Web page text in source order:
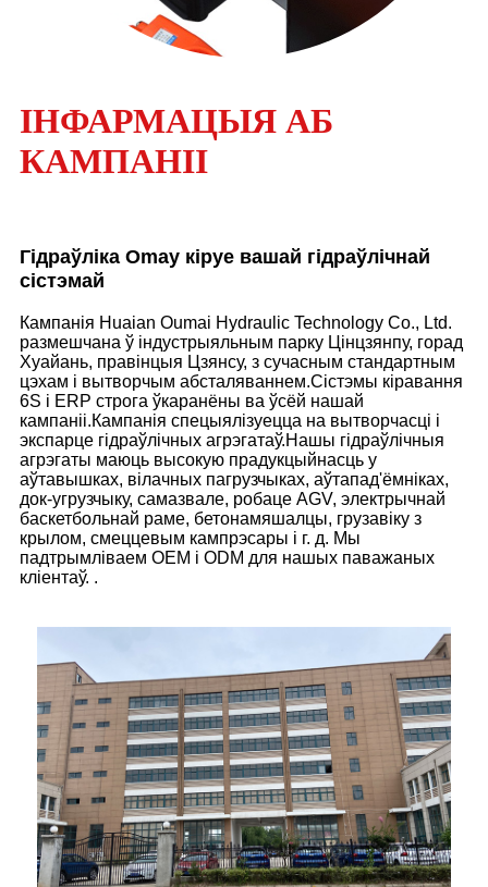
ІНФАРМАЦЫЯ АБ
КАМПАНІІ
Гідраўліка Omay кіруе вашай гідраўлічнай
сістэмай
Кампанія Huaian Oumai Hydraulic Technology Co., Ltd.
размешчана ў індустрыяльным парку Цінцзянпу, горад
Хуайань, правінцыя Цзянсу, з сучасным стандартным
цэхам і вытворчым абсталяваннем.Сістэмы кіравання
6S і ERP строга ўкаранёны ва ўсёй нашай
кампаніі.Кампанія спецыялізуецца на вытворчасці і
экспарце гідраўлічных агрэгатаў.Нашы гідраўлічныя
агрэгаты маюць высокую прадукцыйнасць у
аўтавышках, вілачных пагрузчыках, аўтапад'ёмніках,
док-угрузчыку, самазвале, робаце AGV, электрычнай
баскетбольнай раме, бетонамяшалцы, грузавіку з
крылом, смеццевым кампрэсары і г. д. Мы
падтрымліваем OEM і ODM для нашых паважаных
кліентаў. .